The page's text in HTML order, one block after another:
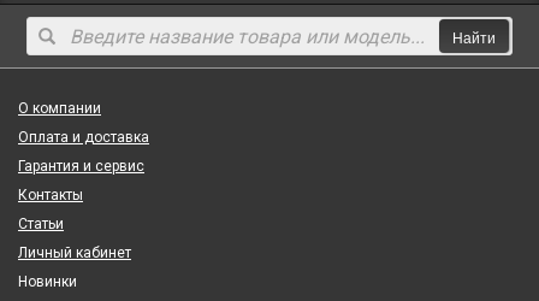
Найти
О компании
Оплата и доставка
Гарантия и сервис
Контакты
Статьи
Личный кабинет
Новинки